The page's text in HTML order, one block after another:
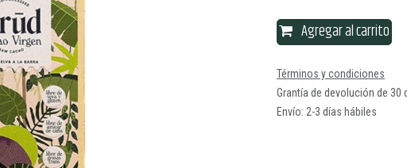
Agregar al carrito
Términos y condiciones
Grantía de devolución de 30
Envío: 2-3 días hábiles